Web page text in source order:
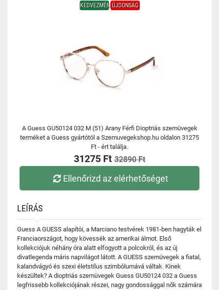
KEDVEZMÉNYÚJDONSÁG
A Guess GU50124 032 M (51) Arany Férfi Dioptriás szemüvegek
terméket a Guess gyártótól a Szemuvegekshop.hu oldalon 31275
Ft - ért találja.
31275 Ft 32890 Ft
Ellenőrizd az elérhetőséget
LEÍRÁS
Guess A GUESS alapítói, a Marciano testvérek 1981-ben hagyták el
Franciaországot, hogy kövessék az amerikai álmot. Első
kollekciójuk néhány óra alatt elfogyott a polcokról, és az új
divatlegenda máris napvilágot látott. A GUESS szemüvegek a fiatal,
kalandvágyó és szexi életstílus szimbólumává váltak. Kinek
készültek? A dioptriás szemüvegek Guess GU50124 032 a Guess
legfrissebb kollekciójának részei, nagy gondossággal nők számára